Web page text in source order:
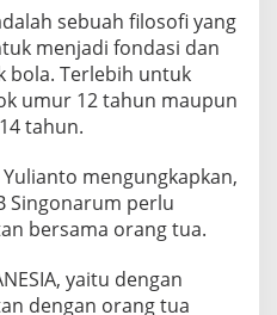
sebuah filosofi yang
menjadi fondasi dan
bola. Terlebih untuk
umur 12 tahun maupun
tahun.
mengungkapkan,
Singonarum perlu
bersama orang tua.
yaitu dengan
dengan orang tua